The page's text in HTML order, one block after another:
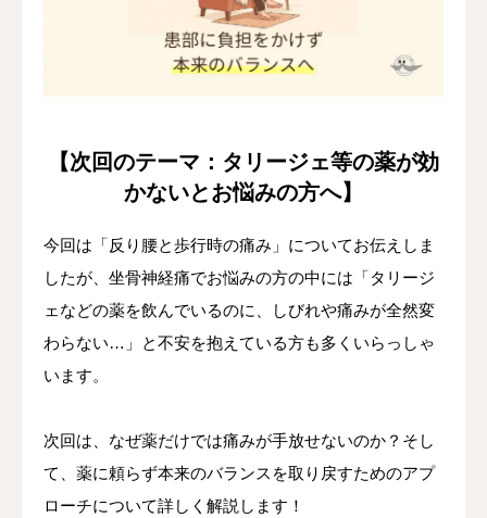
【次回のテーマ：タリージェ等の薬が効
かないとお悩みの方へ】
今回は「反り腰と歩行時の痛み」についてお伝えしま
したが、坐骨神経痛でお悩みの方の中には「タリージ
ェなどの薬を飲んでいるのに、しびれや痛みが全然変
わらない…」と不安を抱えている方も多くいらっしゃ
います。
次回は、なぜ薬だけでは痛みが手放せないのか？そし
て、薬に頼らず本来のバランスを取り戻すためのアプ
ローチについて詳しく解説します！